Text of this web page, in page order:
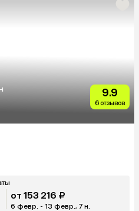
9.9
6 отзывов
от 153 216 ₽
6 февр. - 13 февр., 7 н.